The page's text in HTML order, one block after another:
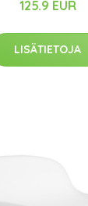
125.9 EUR
LISÄTIETOJA